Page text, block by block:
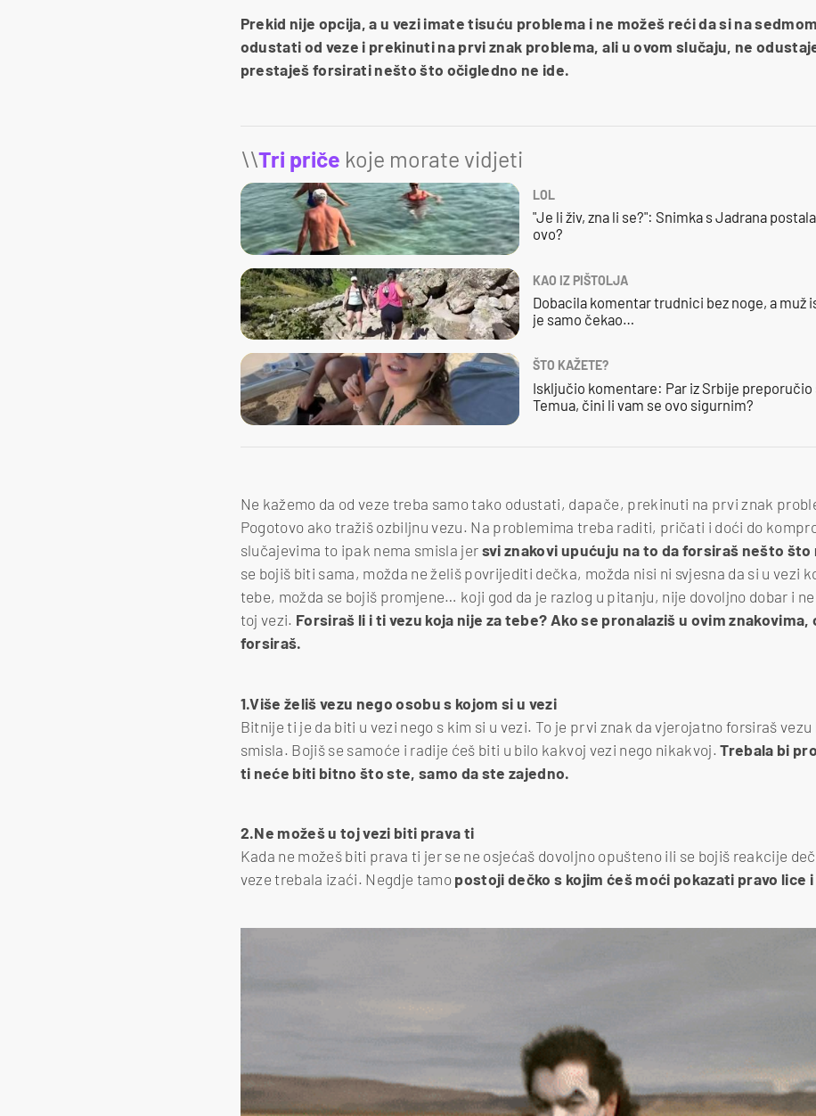
Prekid nije opcija, a u vezi imate tisuću problema i ne možeš reći da si na
odustati od veze i prekinuti na prvi znak problema, ali u ovom slučaju, ne
prestaješ forsirati nešto što očigledno ne ide.
\\Tri priče koje morate vidjeti
LOL
"Je li živ, zna li se?": Snimka s Jadrana
ovo?
KAO IZ PIŠTOLJA
Dobacila komentar trudnici bez noge, a muž
je samo čekao…
ŠTO KAŽETE?
Isključio komentare: Par iz Srbije preporučio
Temua, čini li vam se ovo sigurnim?
Ne kažemo da od veze treba samo tako odustati, dapače, prekinuti na prvi znak
Pogotovo ako tražiš ozbiljnu vezu. Na problemima treba raditi, pričati i doći do
slučajevima to ipak nema smisla jer svi znakovi upućuju na to da forsiraš nešto što
se bojiš biti sama, možda ne želiš povrijediti dečka, možda nisi ni svjesna da si u vezi
tebe, možda se bojiš promjene… koji god da je razlog u pitanju, nije dovoljno dobar i
toj vezi. Forsiraš li i ti vezu koja nije za tebe? Ako se pronalaziš u ovim znakovima,
forsiraš.
1.Više želiš vezu nego osobu s kojom si u vezi
Bitnije ti je da biti u vezi nego s kim si u vezi. To je prvi znak da vjerojatno forsiraš
smisla. Bojiš se samoće i radije ćeš biti u bilo kakvoj vezi nego nikakvoj.Trebala bi
ti neće biti bitno što ste, samo da ste zajedno.
2.Ne možeš u toj vezi biti prava ti
Kada ne možeš biti prava ti jer se ne osjećaš dovoljno opušteno ili se bojiš reakcije
veze trebala izaći. Negdje tamo postoji dečko s kojim ćeš moći pokazati pravo